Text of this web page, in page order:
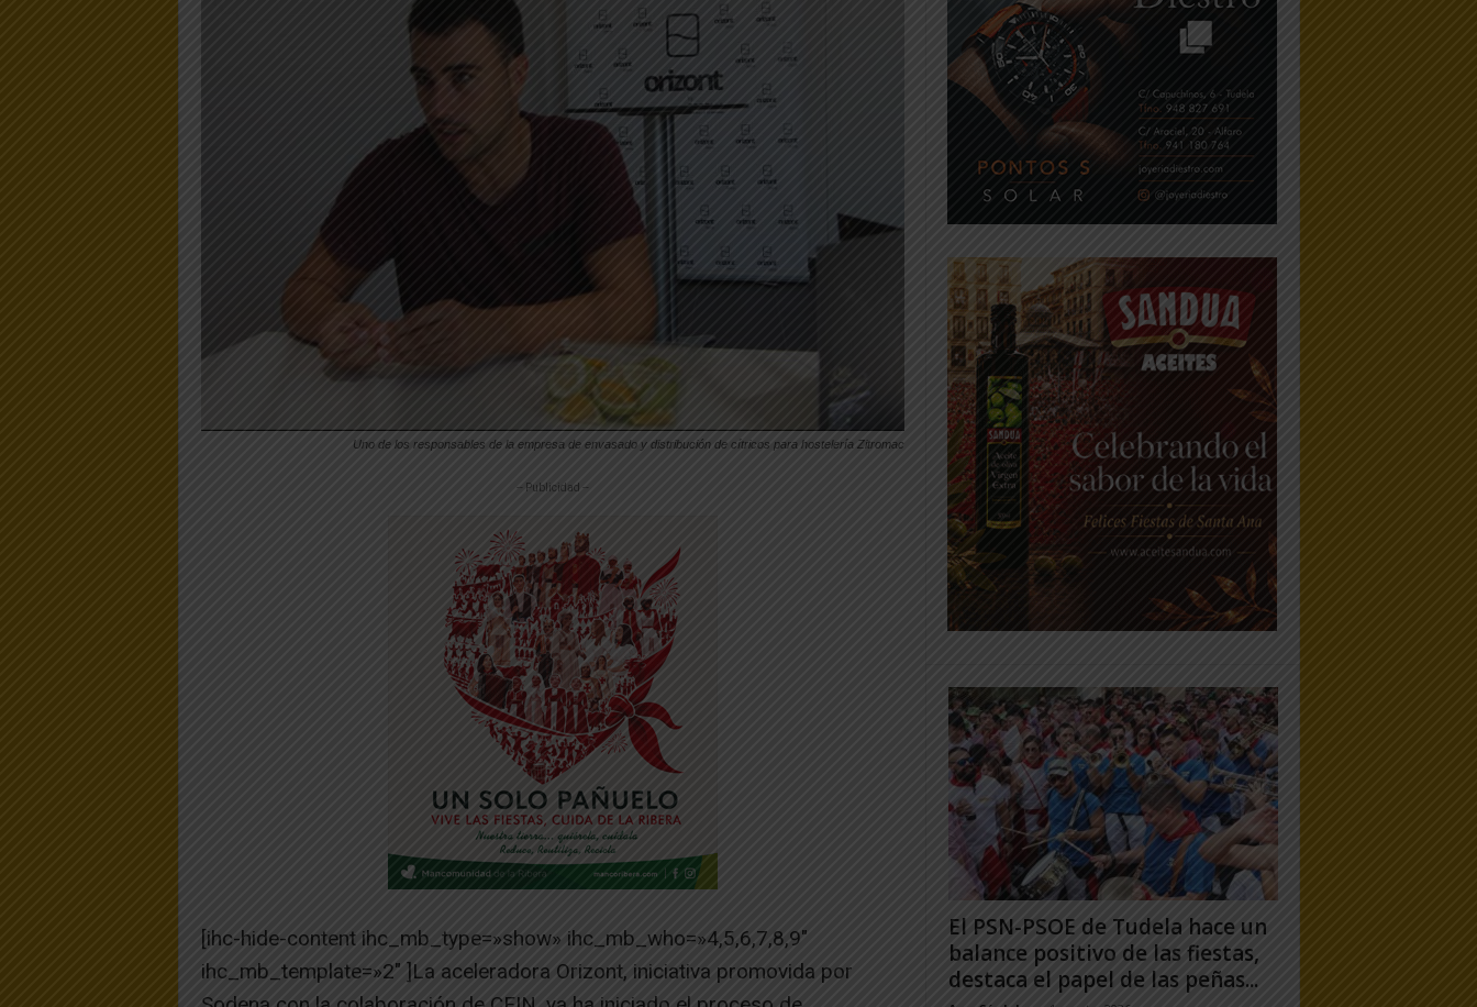
Uno de los responsables de la empresa de envasado y distribución de cítricos para hostelería Zitromac
-- Publicidad --
[ihc-hide-content ihc_mb_type=»show» ihc_mb_who=»4,5,6,7,8,9″
ihc_mb_template=»2″ ]La aceleradora Orizont, iniciativa promovida por
El PSN-PSOE de Tudela hace un
balance positivo de las fiestas,
destaca el papel de las peñas...